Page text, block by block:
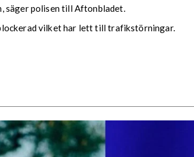
säger polisen till Aftonbladet.
vilket har lett till trafikstörningar.